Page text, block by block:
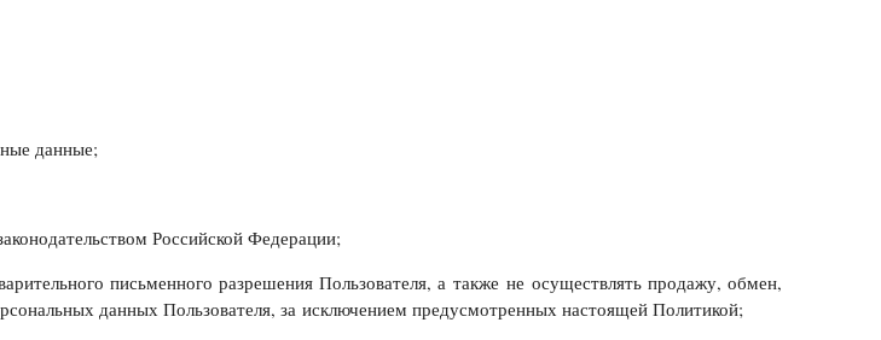
данные;
Российской Федерации;
письменного разрешения Пользователя, а также не осуществлять продажу, обмен,
данных Пользователя, за исключением предусмотренных настоящей Политикой;